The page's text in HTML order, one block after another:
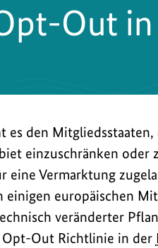
Out
es den
einzuschränken oder
eine Vermarktung
einigen europäischen
veränderter
Out Richtlinie in der